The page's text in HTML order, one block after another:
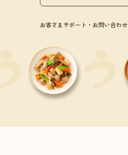
お客さまサポート・お問い合わせ